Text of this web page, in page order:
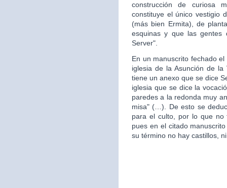
construcción de curiosa
constituye el único vestigio
(más bien Ermita), de
esquinas y que las gentes
Server".
En un manuscrito fechado
iglesia de la Asunción de
tiene un anexo que se dice
iglesia que se dice la
paredes a la redonda muy
misa" (…). De esto se
para el culto, por lo que no
pues en el citado
su término no hay castillos,